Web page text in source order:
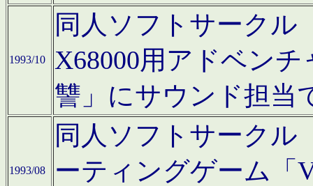
1993/10
同人ソフトサークル
X68000用アドベン
讐」にサウンド担当
1993/08
同人ソフトサークル
ーティングゲーム「